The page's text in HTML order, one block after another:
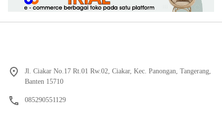
Jl. Ciakar No.17 Rt.01 Rw.02, Ciakar, Kec. Panongan, Tangerang,
Banten 15710
085290551129